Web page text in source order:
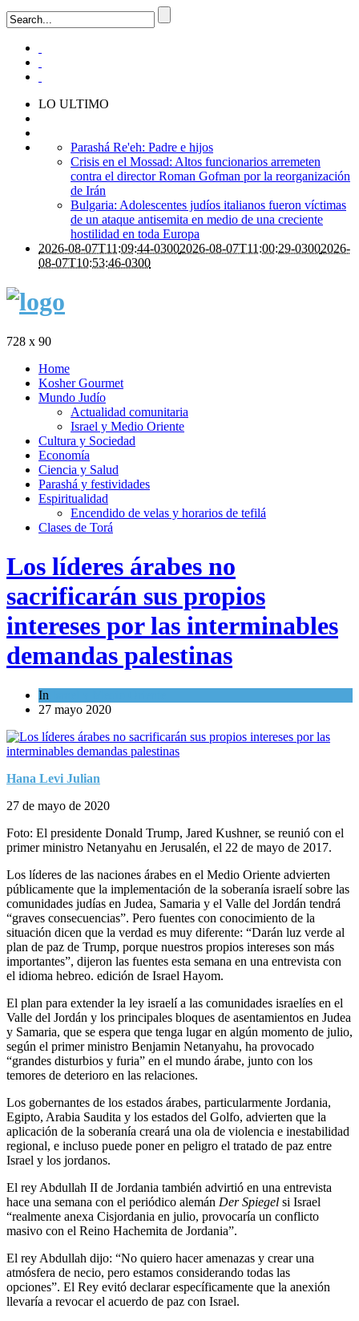
LO ULTIMO
Parashá Re'eh: Padre e hijos
Crisis en el Mossad: Altos funcionarios arremeten
contra el director Roman Gofman por la reorganización
de Irán
Bulgaria: Adolescentes judíos italianos fueron víctimas
de un ataque antisemita en medio de una creciente
hostilidad en toda Europa
2026-08-07T11:09:44-03002026-08-07T11:00:29-03002026-
08-07T10:53:46-0300
728 x 90
Home
Kosher Gourmet
Mundo Judío
Actualidad comunitaria
Israel y Medio Oriente
Cultura y Sociedad
Economía
Ciencia y Salud
Parashá y festividades
Espiritualidad
Encendido de velas y horarios de tefilá
Clases de Torá
Los líderes árabes no
sacrificarán sus propios
intereses por las interminables
demandas palestinas
In
27 mayo 2020
Hana Levi Julian
27 de mayo de 2020
Foto: El presidente Donald Trump, Jared Kushner, se reunió con el
primer ministro Netanyahu en Jerusalén, el 22 de mayo de 2017.
Los líderes de las naciones árabes en el Medio Oriente advierten
públicamente que la implementación de la soberanía israelí sobre las
comunidades judías en Judea, Samaria y el Valle del Jordán tendrá
“graves consecuencias”. Pero fuentes con conocimiento de la
situación dicen que la verdad es muy diferente: “Darán luz verde al
plan de paz de Trump, porque nuestros propios intereses son más
importantes”, dijeron las fuentes esta semana en una entrevista con
el idioma hebreo. edición de Israel Hayom.
El plan para extender la ley israelí a las comunidades israelíes en el
Valle del Jordán y los principales bloques de asentamientos en Judea
y Samaria, que se espera que tenga lugar en algún momento de julio,
según el primer ministro Benjamin Netanyahu, ha provocado
“grandes disturbios y furia” en el mundo árabe, junto con los
temores de deterioro en las relaciones.
Los gobernantes de los estados árabes, particularmente Jordania,
Egipto, Arabia Saudita y los estados del Golfo, advierten que la
aplicación de la soberanía creará una ola de violencia e inestabilidad
regional, e incluso puede poner en peligro el tratado de paz entre
Israel y los jordanos.
El rey Abdullah II de Jordania también advirtió en una entrevista
hace una semana con el periódico alemán Der Spiegel si Israel
“realmente anexa Cisjordania en julio, provocaría un conflicto
masivo con el Reino Hachemita de Jordania”.
El rey Abdullah dijo: “No quiero hacer amenazas y crear una
atmósfera de necio, pero estamos considerando todas las
opciones”. El Rey evitó declarar específicamente que la anexión
llevaría a revocar el acuerdo de paz con Israel.